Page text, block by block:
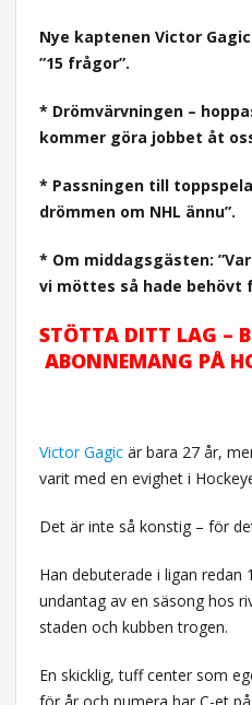
Nye kaptenen Victor
”15 frågor”.
* Drömvärvningen –
kommer göra jobbet åt
* Passningen till
drömmen om NHL ännu”.
* Om middagsgästen:
vi möttes så hade behövt
STÖTTA DITT LAG –
ABONNEMANG PÅ
Victor Gagicär bara 27 år,
varit med en evighet i
Det är inte så konstig – för
Han debuterade i ligan redan
undantag av en säsong hos
staden och kubben trogen.
En skicklig, tuff center som